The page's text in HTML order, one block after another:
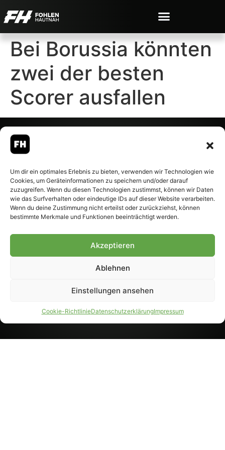
Um dir ein optimales Erlebnis zu bieten, verwenden wir Technologien wie
Cookies, um Geräteinformationen zu speichern und/oder darauf
zuzugreifen. Wenn du diesen Technologien zustimmst, können wir Daten
wie das Surfverhalten oder eindeutige IDs auf dieser Website verarbeiten.
Wenn du deine Zustimmung nicht erteilst oder zurückziehst, können
bestimmte Merkmale und Funktionen beeinträchtigt werden.
Akzeptieren
Ablehnen
Einstellungen ansehen
Cookie-RichtlinieDatenschutzerklärungImpressum
Bei Borussia könnten
zwei der besten
Scorer ausfallen
– Alle rechte vorbehalten.
Fohlen-Hautnah.de ist ein
offiziell eingetragenes Magazin
bei der Deutschen
Nationalbibliothek (ISSN 1868-
Weiterverarbeitung, auch
Genehmigung.
PARTNER WERDEN
AGB